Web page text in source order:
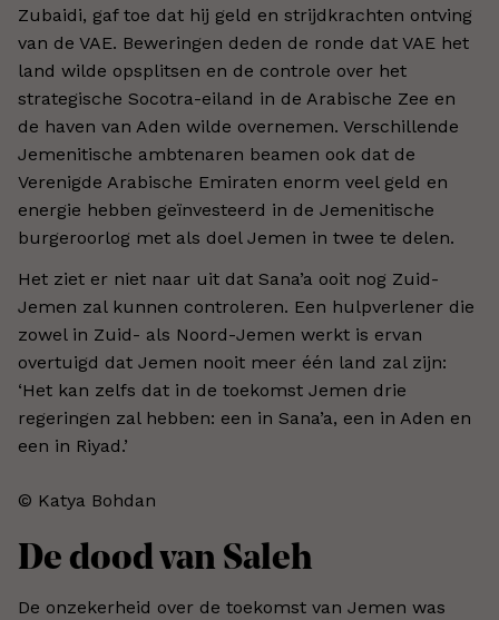
Zubaidi, gaf toe dat hij geld en strijdkrachten ontving
van de VAE. Beweringen deden de ronde dat VAE het
land wilde opsplitsen en de controle over het
strategische Socotra-eiland in de Arabische Zee en
de haven van Aden wilde overnemen. Verschillende
Jemenitische ambtenaren beamen ook dat de
Verenigde Arabische Emiraten enorm veel geld en
energie hebben geïnvesteerd in de Jemenitische
burgeroorlog met als doel Jemen in twee te delen.
Het ziet er niet naar uit dat Sana’a ooit nog Zuid-
Jemen zal kunnen controleren. Een hulpverlener die
zowel in Zuid- als Noord-Jemen werkt is ervan
overtuigd dat Jemen nooit meer één land zal zijn:
‘Het kan zelfs dat in de toekomst Jemen drie
regeringen zal hebben: een in Sana’a, een in Aden en
een in Riyad.’
© Katya Bohdan​
De dood van Saleh
De onzekerheid over de toekomst van Jemen was